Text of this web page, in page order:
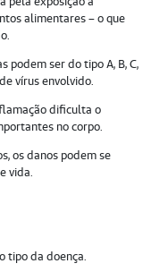
alimentares – o que
podem ser do tipo A, B, C,
vírus envolvido.
dificulta o
no corpo.
os danos podem se
vida.
tipo da doença.